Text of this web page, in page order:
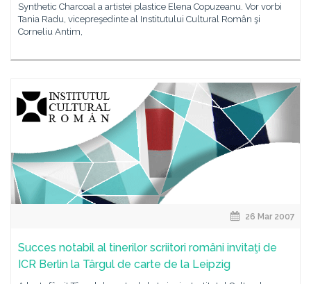
Synthetic Charcoal a artistei plastice Elena Copuzeanu. Vor vorbi
Tania Radu, vicepreşedinte al Institutului Cultural Român şi
Corneliu Antim,
26 Mar 2007
Succes notabil al tinerilor scriitori români invitaţi de
ICR Berlin la Târgul de carte de la Leipzig